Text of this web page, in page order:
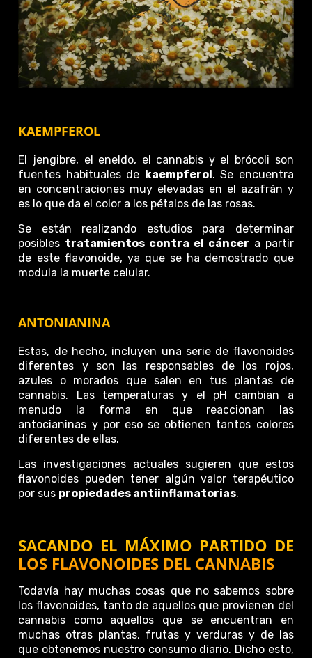
KAEMPFEROL
El jengibre, el eneldo, el cannabis y el brócoli son
fuentes habituales de kaempferol. Se encuentra
en concentraciones muy elevadas en el azafrán y
es lo que da el color a los pétalos de las rosas.
Se están realizando estudios para determinar
posibles tratamientos contra el cáncer a partir
de este flavonoide, ya que se ha demostrado que
modula la muerte celular.
ANTONIANINA
Estas, de hecho, incluyen una serie de flavonoides
diferentes y son las responsables de los rojos,
azules o morados que salen en tus plantas de
cannabis. Las temperaturas y el pH cambian a
menudo la forma en que reaccionan las
antocianinas y por eso se obtienen tantos colores
diferentes de ellas.
Las investigaciones actuales sugieren que estos
flavonoides pueden tener algún valor terapéutico
por sus propiedades antiinflamatorias.
SACANDO EL MÁXIMO PARTIDO DE
LOS FLAVONOIDES DEL CANNABIS
Todavía hay muchas cosas que no sabemos sobre
los flavonoides, tanto de aquellos que provienen del
cannabis como aquellos que se encuentran en
muchas otras plantas, frutas y verduras y de las
que obtenemos nuestro consumo diario. Dicho esto,